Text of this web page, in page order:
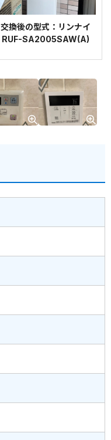
交換後の型式：リンナイ
RUF-SA2005SAW(A)